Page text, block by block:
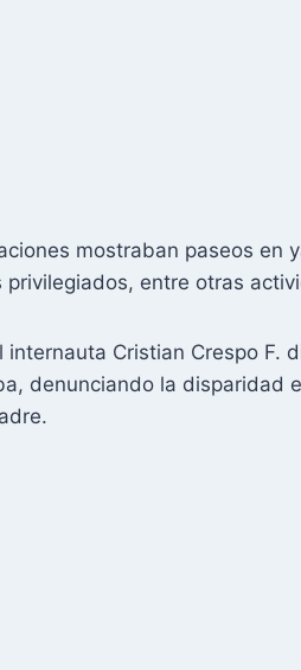
mostraban paseos en
privilegiados, entre otras
internauta Cristian Crespo
denunciando la disparidad